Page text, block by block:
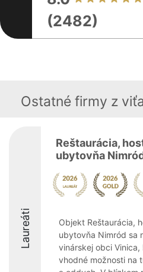
(2482)
Ostatné firmy z
Laureáti
Reštaurácia,
ubytovňa
Objekt Reštaurácia,
ubytovňa Nimród sa
vinárskej obci
vhodné možnosti na